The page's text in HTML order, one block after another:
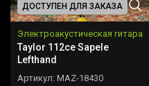
ДОСТУПЕН ДЛЯ ЗАКАЗА
Электроакустическая гитара
Taylor 112ce Sapele
Lefthand
Артикул: MAZ-18430